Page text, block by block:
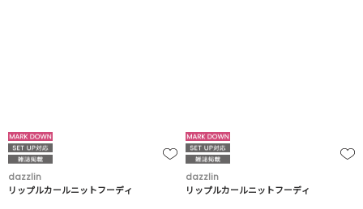
dazzlin
リップルカールニットフーディ
dazzlin
リップルカールニットフーディ